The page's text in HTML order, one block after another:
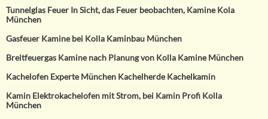
Tunnelglas Feuer In Sicht, das Feuer beobachten, Kamine Kola
München
Gasfeuer Kamine bei Kolla Kaminbau München
Breitfeuergas Kamine nach Planung von Kolla Kamine München
Kachelofen Experte München Kachelherde Kachelkamin
Kamin Elektrokachelofen mit Strom, bei Kamin Profi Kolla
München